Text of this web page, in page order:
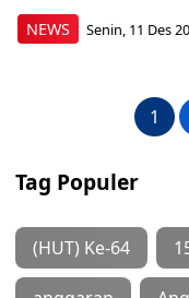
NEWS Senin, 11 Des
1
Tag Populer
(HUT) Ke-64